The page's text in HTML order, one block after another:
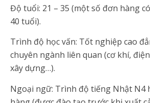
Độ tuổi: 21 – 35 (một số đơn hàng
40 tuổi).
Trình độ học vấn: Tốt nghiệp cao
chuyên ngành liên quan (cơ khí,
xây dựng…).
Ngoại ngữ: Trình độ tiếng Nhật N4